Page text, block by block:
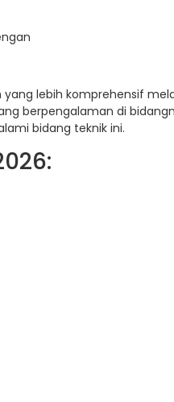
lebih komprehensif
berpengalaman di
bidang teknik ini.